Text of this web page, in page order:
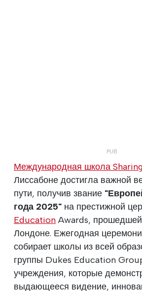
Международная школа
Лиссабоне достигла важной
пути, получив звание
года 2025" на престижной
EducationAwards, прошедшей
Лондоне. Ежегодная
собирает школы из всей
группы Dukes Education
учреждения, которые
выдающееся видение,